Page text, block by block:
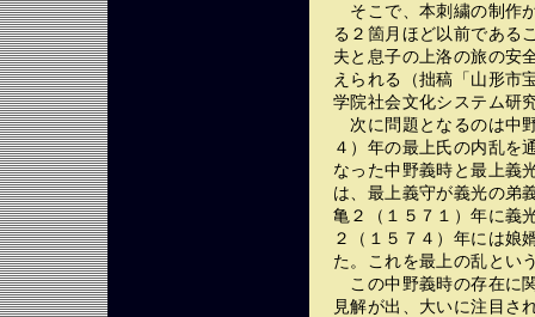
そこで、本刺繍の制作
る２箇月ほど以前である
夫と息子の上洛の旅の安
えられる（拙稿「山形市
学院社会文化システム
次に問題となるのは中
４）年の最上氏の内乱を
なった中野義時と最上義
は、最上義守が義光の弟
亀２（１５７１）年に義
２（１５７４）年には娘
た。これを最上の乱とい
この中野義時の存在に
見解が出、大いに注目さ